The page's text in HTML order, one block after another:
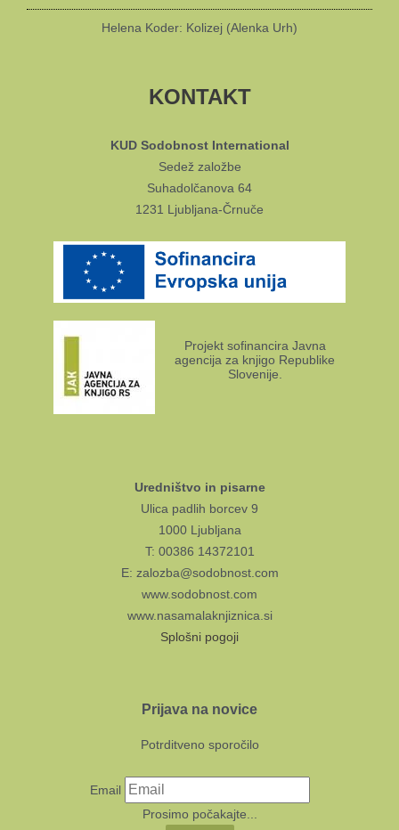
Helena Koder: Kolizej (Alenka Urh)
KONTAKT
KUD Sodobnost International
Sedež založbe
Suhadolčanova 64
1231 Ljubljana-Črnuče
Projekt sofinancira Javna
agencija za knjigo Republike
Slovenije.
Uredništvo in pisarne
Ulica padlih borcev 9
1000 Ljubljana
T: 00386 14372101
E: zalozba@sodobnost.com
www.sodobnost.com
www.nasamalaknjiznica.si
Splošni pogoji
Prijava na novice
Potrditveno sporočilo
Email
Prosimo počakajte...